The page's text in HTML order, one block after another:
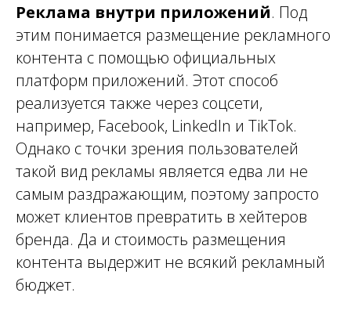
Реклама внутри приложений. Под
этим понимается размещение рекламного
контента с помощью официальных
платформ приложений. Этот способ
реализуется также через соцсети,
например, Facebook, LinkedIn и TikTok.
Однако с точки зрения пользователей
такой вид рекламы является едва ли не
самым раздражающим, поэтому запросто
может клиентов превратить в хейтеров
бренда. Да и стоимость размещения
контента выдержит не всякий рекламный
бюджет.